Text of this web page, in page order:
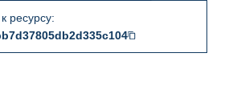
ресурсу: